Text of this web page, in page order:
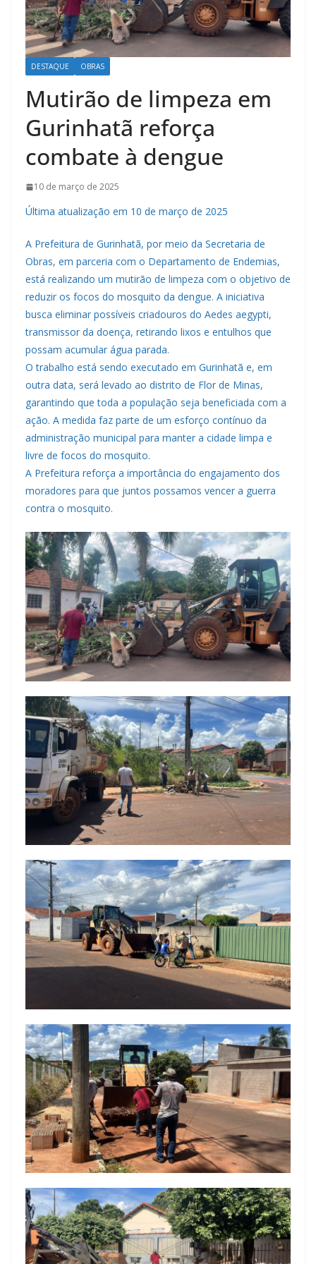
DESTAQUE OBRAS
Mutirão de limpeza em
Gurinhatã reforça
combate à dengue
10 de março de 2025
Última atualização em 10 de março de 2025
A Prefeitura de Gurinhatã, por meio da Secretaria de
Obras, em parceria com o Departamento de Endemias,
está realizando um mutirão de limpeza com o objetivo de
reduzir os focos do mosquito da dengue. A iniciativa
busca eliminar possíveis criadouros do Aedes aegypti,
transmissor da doença, retirando lixos e entulhos que
possam acumular água parada.
O trabalho está sendo executado em Gurinhatã e, em
outra data, será levado ao distrito de Flor de Minas,
garantindo que toda a população seja beneficiada com a
ação. A medida faz parte de um esforço contínuo da
administração municipal para manter a cidade limpa e
livre de focos do mosquito.
A Prefeitura reforça a importância do engajamento dos
moradores para que juntos possamos vencer a guerra
contra o mosquito.